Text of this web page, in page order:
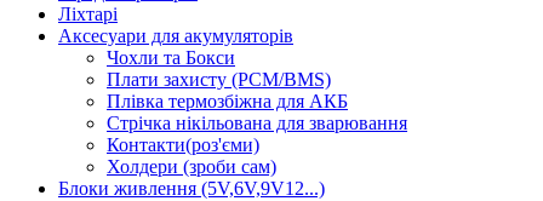
Ліхтарі
Аксесуари для акумуляторів
Чохли та Бокси
Плати захисту (PCM/BMS)
Плівка термозбіжна для АКБ
Стрічка нікільована для зварювання
Контакти(роз'єми)
Холдери (зроби сам)
Блоки живлення (5V,6V,9V12...)